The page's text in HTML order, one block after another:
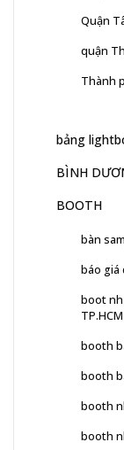
Quận
quận
Thành
bảng
BÌNH
BOOTH
bàn
báo giá
boot
TP.HCM
booth
booth
booth
booth